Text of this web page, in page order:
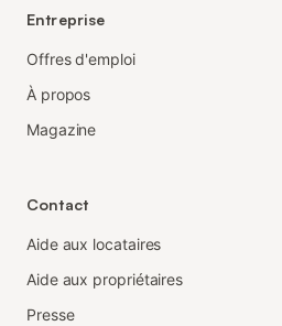
Entreprise
Offres d'emploi
À propos
Magazine
Contact
Aide aux locataires
Aide aux propriétaires
Presse